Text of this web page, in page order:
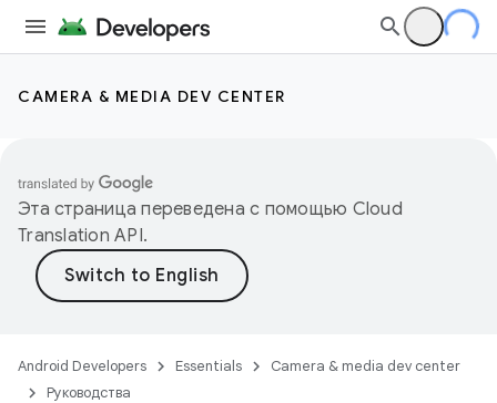
CAMERA & MEDIA DEV CENTER
Эта страница переведена с помощью Cloud
Translation API.
Android Developers Essentials
Camera & media dev center
Руководства